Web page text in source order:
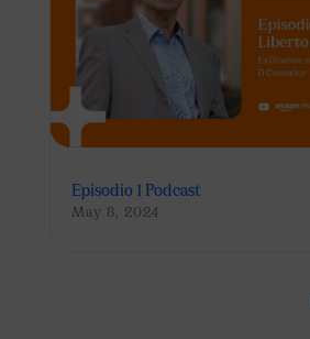
Episodio 1 Podcast
May 8, 2024